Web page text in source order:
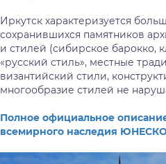
Иркутск характеризуется
сохранившихся памятников
и стилей (сибирское барокко,
«русский стиль», местные
византийский стили,
многообразие стилей не
Полное официальное
всемирного наследия